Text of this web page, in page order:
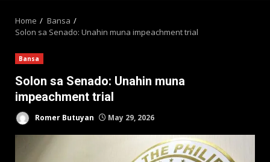
Home
Bansa
Solon sa Senado: Unahin muna impeachment trial
Bansa
Solon sa Senado: Unahin muna
impeachment trial
Romer Butuyan May 29, 2026